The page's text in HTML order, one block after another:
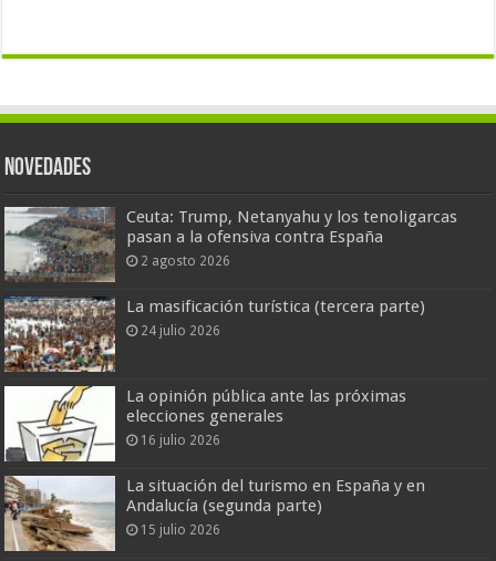
Novedades
Ceuta: Trump, Netanyahu y los tenoligarcas
pasan a la ofensiva contra España
2 agosto 2026
La masificación turística (tercera parte)
24 julio 2026
La opinión pública ante las próximas
elecciones generales
16 julio 2026
La situación del turismo en España y en
Andalucía (segunda parte)
15 julio 2026